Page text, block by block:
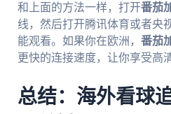
和上面的方法一样，打开番茄
线，然后打开腾讯体育或者央
能观看。如果你在欧洲， 番茄
更快的连接速度，让你享受高
总结：海外看球